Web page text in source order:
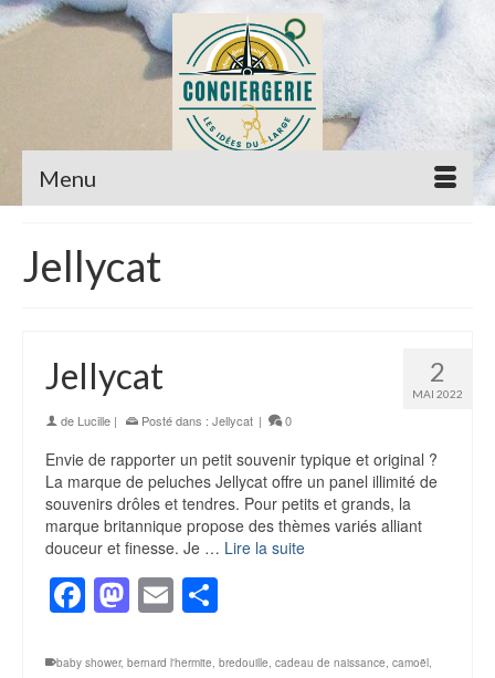
Menu
Jellycat
2
MAI 2022
Jellycat
de Lucille | Posté dans : Jellycat | 0
Envie de rapporter un petit souvenir typique et original ?
La marque de peluches Jellycat offre un panel illimité de
souvenirs drôles et tendres. Pour petits et grands, la
marque britannique propose des thèmes variés alliant
douceur et finesse. Je … Lire la suite
Facebook
Mastodon
Email
baby shower, bernard l'hermite, bredouille, cadeau de naissance, camoël,